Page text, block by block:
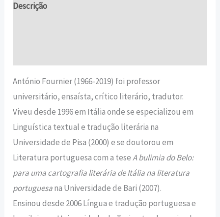
Descrição
António Fournier (1966-2019) foi professor
universitário, ensaísta, crítico literário, tradutor.
Viveu desde 1996 em Itália onde se especializou em
Linguística textual e tradução literária na
Universidade de Pisa (2000) e se doutorou em
Literatura portuguesa com a teseA bulimia do Belo:
para uma cartografia literária de Itália na literatura
portuguesana Universidade de Bari (2007).
Ensinou desde 2006 Língua e tradução portuguesa e